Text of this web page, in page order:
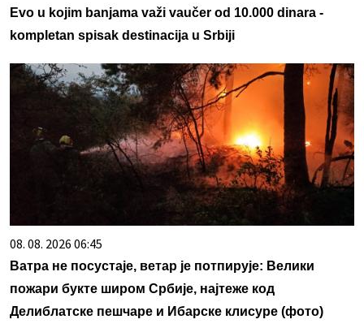
Evo u kojim banjama važi vaučer od 10.000 dinara -
kompletan spisak destinacija u Srbiji
08. 08. 2026 06:45
Ватра не посустаје, ветар је потпирује: Велики
пожари букте широм Србије, најтеже код
Делиблатске пешчаре и Ибарске клисуре (фото)